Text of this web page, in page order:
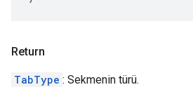
Return
TabType : Sekmenin türü.